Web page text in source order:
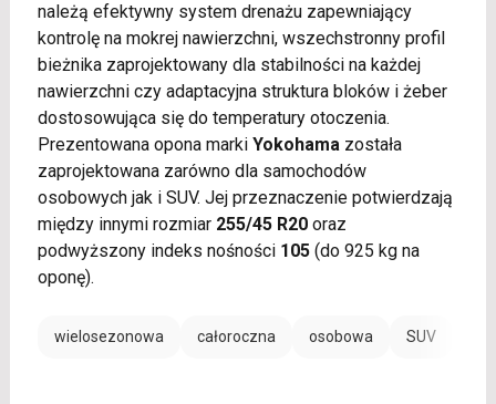
należą efektywny system drenażu zapewniający
kontrolę na mokrej nawierzchni, wszechstronny profil
bieżnika zaprojektowany dla stabilności na każdej
nawierzchni czy adaptacyjna struktura bloków i żeber
dostosowująca się do temperatury otoczenia.
Prezentowana opona marki Yokohamazostała
zaprojektowana zarówno dla samochodów
osobowych jak i SUV. Jej przeznaczenie potwierdzają
między innymi rozmiar 255/45 R20oraz
podwyższony indeks nośności 105(do 925 kg na
oponę).
wielosezonowa całoroczna osobowa SUV